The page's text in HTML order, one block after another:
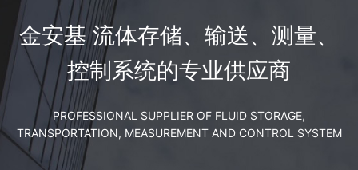
金安基 流体存储、输送、测量、
控制系统的专业供应商
PROFESSIONAL SUPPLIER OF FLUID STORAGE,
TRANSPORTATION, MEASUREMENT AND CONTROL SYSTEM